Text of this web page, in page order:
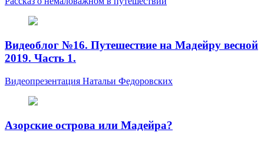
Видеоблог №16. Путешествие на Мадейру весной
2019. Часть 1.
Видеопрезентация Натальи Федоровских
Азорские острова или Мадейра?